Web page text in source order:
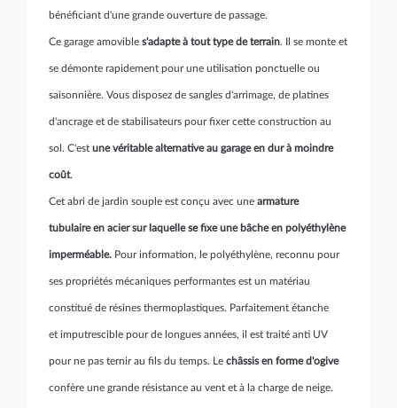
bénéficiant d'une grande ouverture de passage.
Ce garage amovible s'adapte à tout type de terrain. Il se monte et
se démonte rapidement pour une utilisation ponctuelle ou
saisonnière. Vous disposez de sangles d'arrimage, de platines
d'ancrage et de stabilisateurs pour fixer cette construction au
sol. C'est une véritable alternative au garage en dur à moindre
coût.
Cet abri de jardin souple est conçu avec une armature
tubulaireen acier sur laquelle se fixe une bâche en polyéthylène
imperméable. Pour information, le polyéthylène, reconnu pour
ses propriétés mécaniques performantes est un matériau
constitué de résines thermoplastiques. Parfaitement étanche
et imputrescible pour de longues années, il est traité anti UV
pour ne pas ternir au fils du temps. Le châssis en forme d'ogive
confère une grande résistance au vent et à la charge de neige.